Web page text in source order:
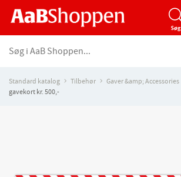
Søg
Standard katalog Tilbehør Gaver &amp; Accessories
gavekort kr. 500,-